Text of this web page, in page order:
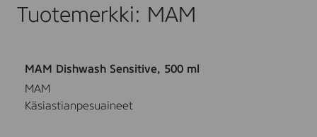
Tuotemerkki: MAM
MAM Dishwash Sensitive, 500 ml
MAM
Käsiastianpesuaineet